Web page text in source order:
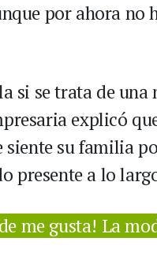
por ahora
si se trata de una
explicó
su familia
presente a lo
me gusta! La